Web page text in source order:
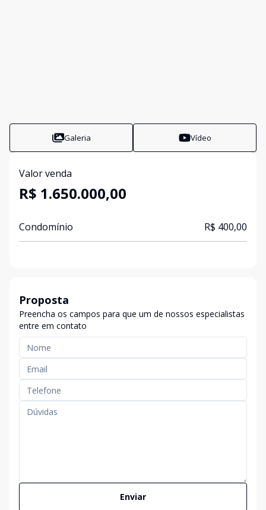
Galeria Vídeo
Valor venda
R$ 1.650.000,00
Condomínio R$ 400,00
Proposta
Preencha os campos para que um de nossos especialistas
entre em contato
Enviar